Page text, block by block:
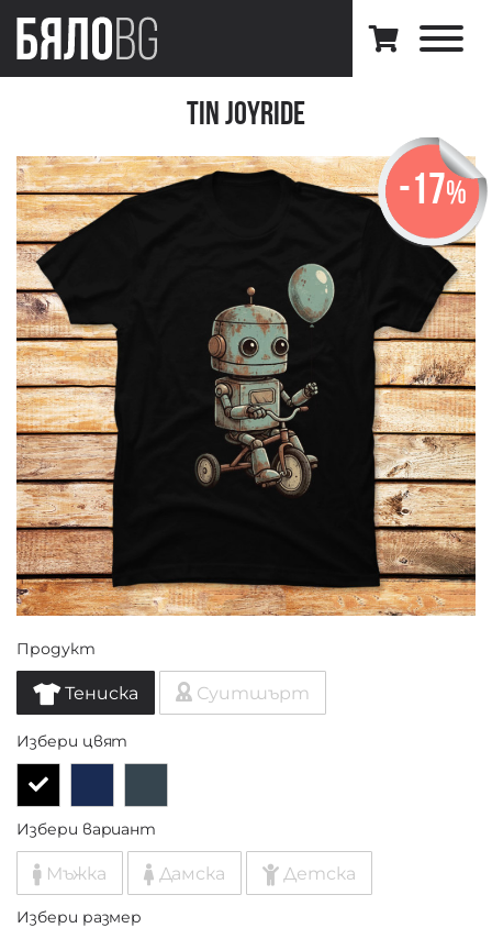
Tin Joyride
-17%
Продукт
Тениска Суитшърт
Избери цвят
Избери вариант
Мъжка Дамска Детска
Избери размер